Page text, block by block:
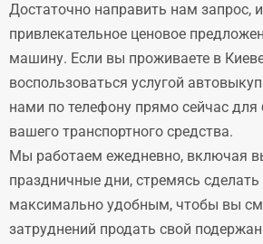
Достаточно направить нам запрос,
привлекательное ценовое
машину. Если вы проживаете в
воспользоваться услугой
нами по телефону прямо сейчас для
вашего транспортного средства.
Мы работаем ежедневно, включая
праздничные дни, стремясь
максимально удобным, чтобы вы
затруднений продать свой